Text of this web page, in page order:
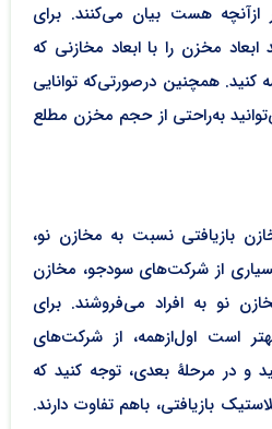
هست بیان می‌کنند. برای
ابعاد مخزن را با ابعاد مخازنی که
کنید. همچنین درصورتی‌که توانایی
به‌راحتی از حجم مخزن مطلع
بازیافتی نسبت به مخازن نو،
از شرکت‌های سودجو، مخازن
نو به افراد می‌فروشند. برای
است اول‌ازهمه، از شرکت‌های
و در مرحلۀ بعدی، توجه کنید که
بازیافتی، باهم تفاوت دارند.